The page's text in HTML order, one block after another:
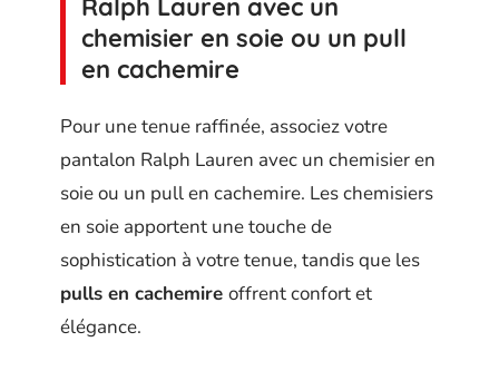
Ralph Lauren avec un
chemisier en soie ou un pull
en cachemire
Pour une tenue raffinée, associez votre
pantalon Ralph Lauren avec un chemisier en
soie ou un pull en cachemire. Les chemisiers
en soie apportent une touche de
sophistication à votre tenue, tandis que les
pulls en cachemire offrent confort et
élégance.